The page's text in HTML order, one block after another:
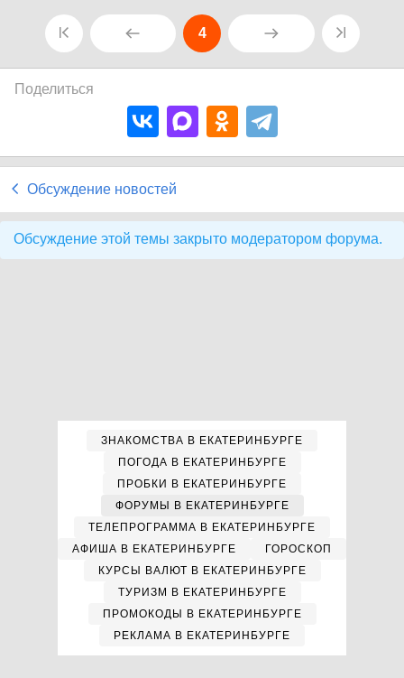
4
Поделиться
Обсуждение новостей
Обсуждение этой темы закрыто модератором форума.
ЗНАКОМСТВА В ЕКАТЕРИНБУРГЕ
ПОГОДА В ЕКАТЕРИНБУРГЕ
ПРОБКИ В ЕКАТЕРИНБУРГЕ
ФОРУМЫ В ЕКАТЕРИНБУРГЕ
ТЕЛЕПРОГРАММА В ЕКАТЕРИНБУРГЕ
АФИША В ЕКАТЕРИНБУРГЕ
ГОРОСКОП
КУРСЫ ВАЛЮТ В ЕКАТЕРИНБУРГЕ
ТУРИЗМ В ЕКАТЕРИНБУРГЕ
ПРОМОКОДЫ В ЕКАТЕРИНБУРГЕ
РЕКЛАМА В ЕКАТЕРИНБУРГЕ